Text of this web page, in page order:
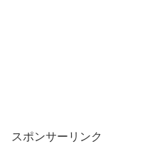
スポンサーリンク